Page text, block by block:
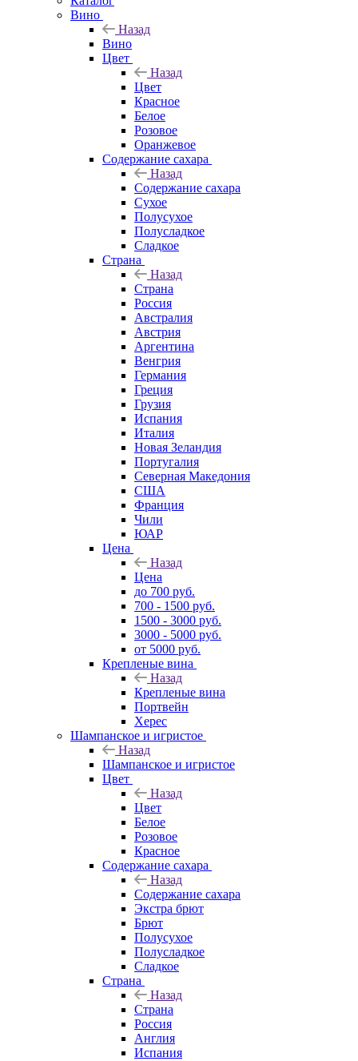
Вино
Назад
Вино
Цвет
Назад
Цвет
Красное
Белое
Розовое
Оранжевое
Содержание сахара
Назад
Содержание сахара
Сухое
Полусухое
Полусладкое
Сладкое
Страна
Назад
Страна
Россия
Австралия
Австрия
Аргентина
Венгрия
Германия
Греция
Грузия
Испания
Италия
Новая Зеландия
Португалия
Северная Македония
США
Франция
Чили
ЮАР
Цена
Назад
Цена
до 700 руб.
700 - 1500 руб.
1500 - 3000 руб.
3000 - 5000 руб.
от 5000 руб.
Крепленые вина
Назад
Крепленые вина
Портвейн
Херес
Шампанское и игристое
Назад
Шампанское и игристое
Цвет
Назад
Цвет
Белое
Розовое
Красное
Содержание сахара
Назад
Содержание сахара
Экстра брют
Брют
Полусухое
Полусладкое
Сладкое
Страна
Назад
Страна
Россия
Англия
Испания